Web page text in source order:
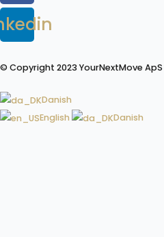
© Copyright 2023 YourNextMove ApS
Danish
English
Danish